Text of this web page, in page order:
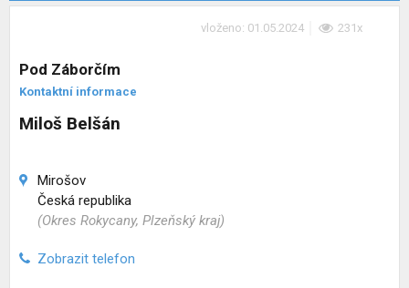
vloženo: 01.05.2024 231x
Pod Záborčím
Kontaktní informace
Miloš Belšán
Mirošov
Česká republika
(Okres Rokycany, Plzeňský kraj)
Zobrazit telefon